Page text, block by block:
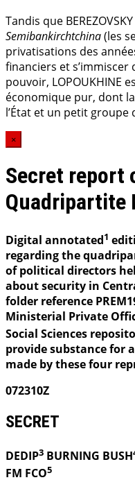
Tandis que
Semibankirchtchina(les
privatisations des
financiers et
pouvoir, LOPOUKHINE
économique pur, dont
l’État et un petit groupe
×
Secret report
Quadripartite
Digital annotated1
regarding the
of political directors
about security in
folder reference
Ministerial Private
Social Sciences
provide substance for
made by these four
072310Z
SECRET
DEDIP3 BURNING BUSH
FM FCO5